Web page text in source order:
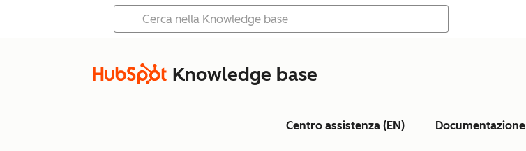
Knowledge base
Centro assistenza (EN) Documentazione